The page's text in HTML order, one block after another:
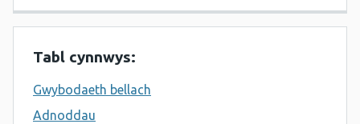
Tabl cynnwys:
Gwybodaeth bellach
Adnoddau